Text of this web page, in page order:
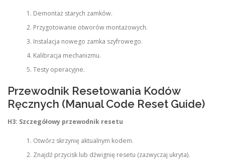
Demontaż starych zamków.
Przygotowanie otworów montażowych.
Instalacja nowego zamka szyfrowego.
Kalibracja mechanizmu.
Testy operacyjne.
Przewodnik Resetowania Kodów
Ręcznych (Manual Code Reset Guide)
H3: Szczegółowy przewodnik resetu
Otwórz skrzynię aktualnym kodem.
Znajdź przycisk lub dźwignię resetu (zazwyczaj ukryta).